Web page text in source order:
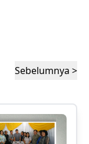
Sebelumnya >